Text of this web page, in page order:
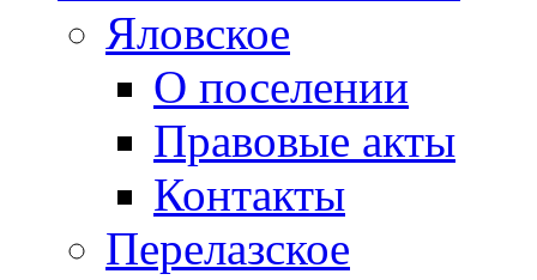
Яловское
О поселении
Правовые акты
Контакты
Перелазское